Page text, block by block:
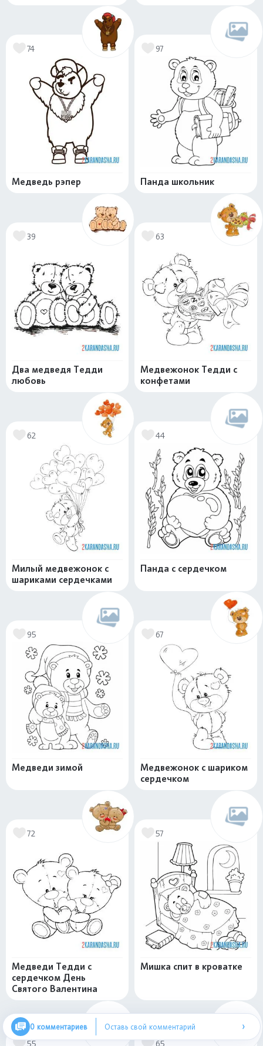
74
Медведь рэпер
97
Панда школьник
39
Два медведя Тедди
любовь
63
Медвежонок Тедди с
конфетами
62
Милый медвежонок с
шариками сердечками
44
Панда с сердечком
95
Медведи зимой
67
Медвежонок с шариком
сердечком
72
Медведи Тедди с
сердечком День
Святого Валентина
57
Мишка спит в кроватке
55 65
0 комментариев Оставь свой комментарий ›